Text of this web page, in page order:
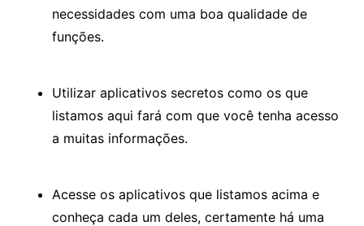
necessidades com uma boa qualidade de
funções.
Utilizar aplicativos secretos como os que
listamos aqui fará com que você tenha acesso
a muitas informações.
Acesse os aplicativos que listamos acima e
conheça cada um deles, certamente há uma